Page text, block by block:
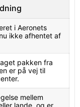
i Aeronets
ikke afhentet af
pakken fra
er på vej til
mellem
lande, og er